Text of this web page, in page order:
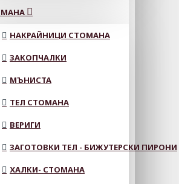
НАКРАЙНИЦИ СТОМАНА
ЗАКОПЧАЛКИ
МЪНИСТА
ТЕЛ СТОМАНА
ВЕРИГИ
ЗАГОТОВКИ ТЕЛ - БИЖУТЕРСКИ ПИРОНИ
ХАЛКИ- СТОМАНА